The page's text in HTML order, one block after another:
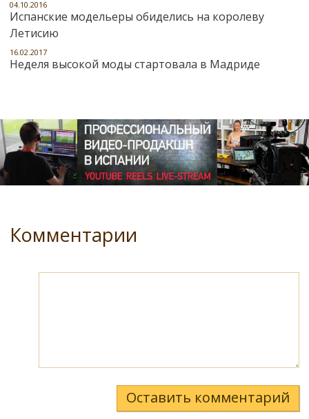
04.10.2016
Испанские модельеры обиделись на королеву
Летисию
16.02.2017
Неделя высокой моды стартовала в Мадриде
Комментарии
Оставить комментарий